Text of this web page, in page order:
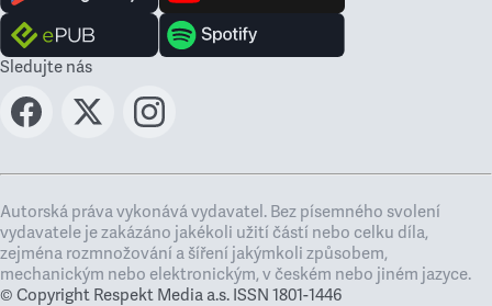
Sledujte nás
Autorská práva vykonává vydavatel. Bez písemného svolení
vydavatele je zakázáno jakékoli užití částí nebo celku díla,
zejména rozmnožování a šíření jakýmkoli způsobem,
mechanickým nebo elektronickým, v českém nebo jiném jazyce.
© Copyright Respekt Media a.s. ISSN 1801-1446